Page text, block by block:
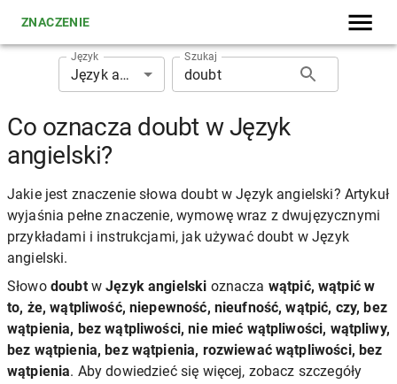
ZNACZENIE
Język
Język angielski
Szukaj
Co oznacza doubt w Język
angielski?
Jakie jest znaczenie słowa doubt w Język angielski? Artykuł
wyjaśnia pełne znaczenie, wymowę wraz z dwujęzycznymi
przykładami i instrukcjami, jak używać doubt w Język
angielski.
Słowo doubtwJęzyk angielski oznacza wątpić, wątpić w
to, że, wątpliwość, niepewność, nieufność, wątpić, czy, bez
wątpienia, bez wątpliwości, nie mieć wątpliwości, wątpliwy,
bez wątpienia, bez wątpienia, rozwiewać wątpliwości, bez
wątpienia. Aby dowiedzieć się więcej, zobacz szczegóły